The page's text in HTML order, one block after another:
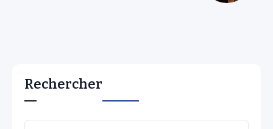
Rechercher